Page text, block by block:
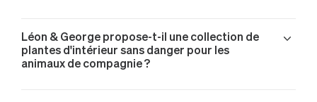
Léon & George propose-t-il une collection de
plantes d'intérieur sans danger pour les
animaux de compagnie ?